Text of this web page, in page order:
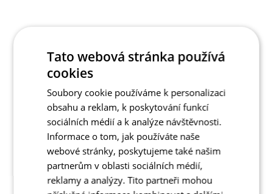
Tato webová stránka používá
cookies
Soubory cookie používáme k personalizaci
obsahu a reklam, k poskytování funkcí
sociálních médií a k analýze návštěvnosti.
Informace o tom, jak používáte naše
webové stránky, poskytujeme také našim
partnerům v oblasti sociálních médií,
reklamy a analýzy. Tito partneři mohou